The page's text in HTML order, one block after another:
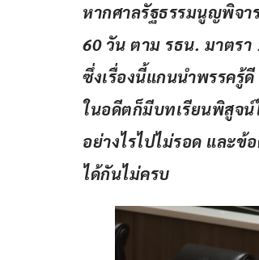
หากศาลรัฐธรรมนูญพิจ
60 วัน ตาม รธน. มาตรา
ซึ่งเรื่องนี้แกนนำพรรครู้
ในอดีตก็มีบทเรียนพิสูจน์
อย่างไรไปไม่รอด และ
ได้กันไม่ครบ